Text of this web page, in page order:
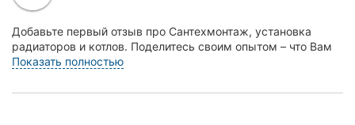
Чернигов
Черкассы
Добавьте первый отзыв про Сантехмонтаж, установка
радиаторов и котлов. Поделитесь своим опытом – что Вам
понравилось, а что нет! Это поможет другим ж...
Показать полностью